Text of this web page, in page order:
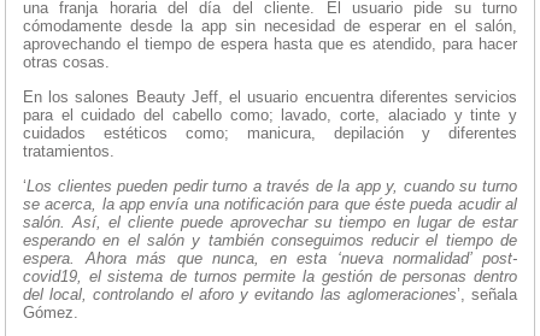
una franja horaria del día del cliente. El usuario pide su turno
cómodamente desde la app sin necesidad de esperar en el salón,
aprovechando el tiempo de espera hasta que es atendido, para hacer
otras cosas.
En los salones Beauty Jeff, el usuario encuentra diferentes servicios
para el cuidado del cabello como; lavado, corte, alaciado y tinte y
cuidados estéticos como; manicura, depilación y diferentes
tratamientos.
‘Los clientes pueden pedir turno a través de la app y, cuando su turno
se acerca, la app envía una notificación para que éste pueda acudir al
salón. Así, el cliente puede aprovechar su tiempo en lugar de estar
esperando en el salón y también conseguimos reducir el tiempo de
espera. Ahora más que nunca, en esta ‘nueva normalidad’ post-
covid19, el sistema de turnos permite la gestión de personas dentro
del local, controlando el aforo y evitando las aglomeraciones’, señala
Gómez.